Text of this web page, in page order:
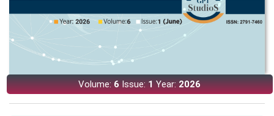
Volume:6Issue:1Year:2026